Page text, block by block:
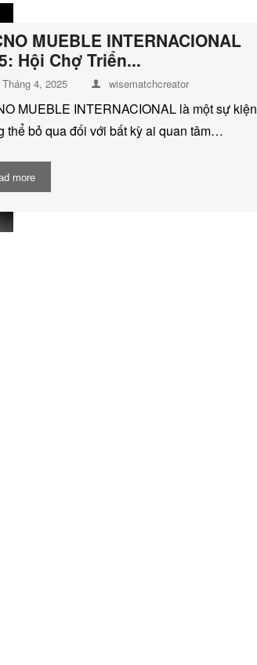
MUEBLE INTERNACIONAL
Hội Chợ Triển...
4, 2025 wisematchcreator
MUEBLE INTERNACIONAL là một sự kiện
thể bỏ qua đối với bất kỳ ai quan tâm…
more